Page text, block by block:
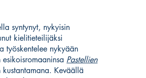
syntynyt, nykyisin
kielitieteilijäksi
työskentelee nykyään
Pastellien
Keväällä